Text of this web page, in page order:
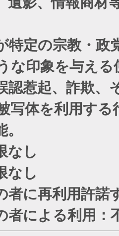
定の宗教・政
な印象を与える
惹起、詐欺、
写体を利用する
なし
なし
者に再利用許諾
者による利用：